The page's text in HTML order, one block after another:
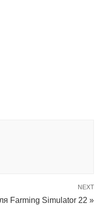
NEXT
Farming Simulator 22 »